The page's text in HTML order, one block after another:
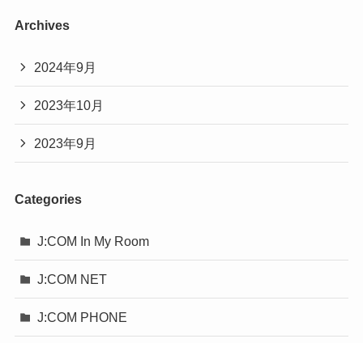
Archives
2024年9月
2023年10月
2023年9月
Categories
J:COM In My Room
J:COM NET
J:COM PHONE